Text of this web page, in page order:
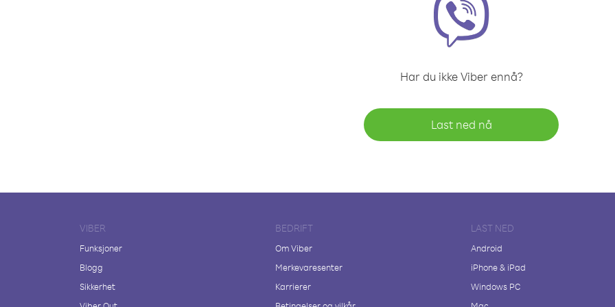
Har du ikke Viber ennå?
Last ned nå
VIBER
Funksjoner
Blogg
Sikkerhet
BEDRIFT
Om Viber
Merkevaresenter
Karrierer
LAST NED
Android
iPhone & iPad
Windows PC